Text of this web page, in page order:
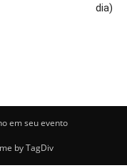
dia)
em seu evento
by TagDiv